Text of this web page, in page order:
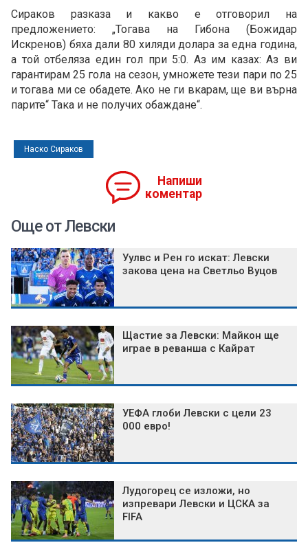
Сираков разказа и какво е отговорил на
предложението: „Тогава на Гибона (Божидар
Искренов) бяха дали 80 хиляди долара за една година,
а той отбеляза един гол при 5:0. Аз им казах: Аз ви
гарантирам 25 гола на сезон, умножете тези пари по 25
и тогава ми се обадете. Ако не ги вкарам, ще ви върна
парите“ Така и не получих обаждане“.
Наско Сираков
Напиши
коментар
Още от Левски
Уулвс и Рен го искат: Левски
закова цена на Светльо Вуцов
Щастие за Левски: Майкон ще
играе в реванша с Кайрат
УЕФА глоби Левски с цели 23
000 евро!
Лудогорец се изложи, но
изпревари Левски и ЦСКА за
FIFA